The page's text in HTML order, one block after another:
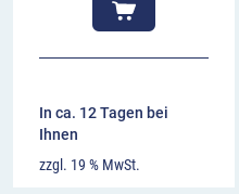
In ca. 12 Tagen bei
Ihnen
zzgl. 19 % MwSt.